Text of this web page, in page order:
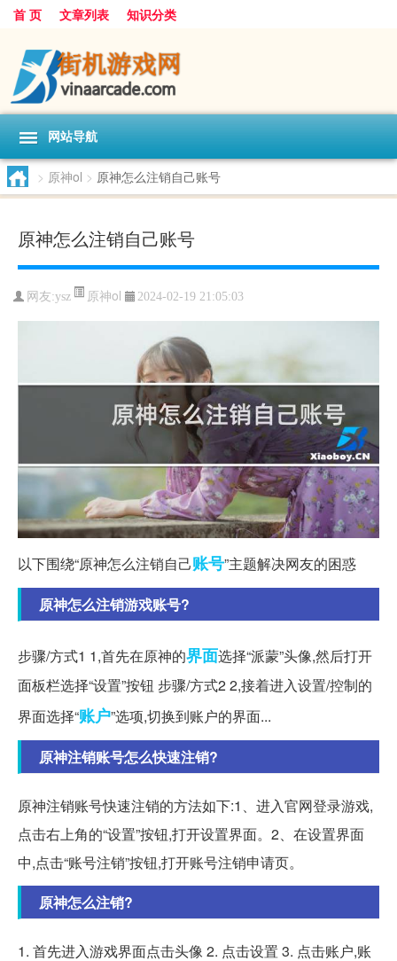
首 页 文章列表 知识分类
网站导航
> 原神ol > 原神怎么注销自己账号
原神怎么注销自己账号
网友:ysz 原神ol 2024-02-19 21:05:03
以下围绕“原神怎么注销自己账号”主题解决网友的困惑
原神怎么注销游戏账号?
步骤/方式1 1,首先在原神的界面选择“派蒙”头像,然后打开
面板栏选择“设置”按钮 步骤/方式2 2,接着进入设置/控制的
界面选择“账户”选项,切换到账户的界面...
原神注销账号怎么快速注销?
原神注销账号快速注销的方法如下:1、进入官网登录游戏,
点击右上角的“设置”按钮,打开设置界面。2、在设置界面
中,点击“账号注销”按钮,打开账号注销申请页。
原神怎么注销?
1. 首先进入游戏界面点击头像 2. 点击设置 3. 点击账户,账